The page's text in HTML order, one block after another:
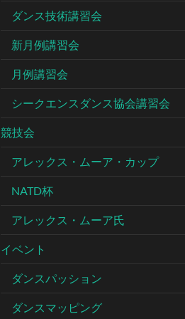
ダンス技術講習会
新月例講習会
月例講習会
シークエンスダンス協会講習会
競技会
アレックス・ムーア・カップ
NATD杯
アレックス・ムーア氏
イベント
ダンスパッション
ダンスマッピング